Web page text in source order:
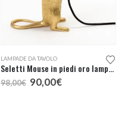
LAMPADE DA TAVOLO
Seletti Mouse in piedi oro lampada tavolo
98,00€ Il
prezzo
90,00€Il